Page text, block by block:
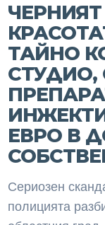
ТАЙНО
СТУДИО,
ЕВРО В
Сериозен
полицията